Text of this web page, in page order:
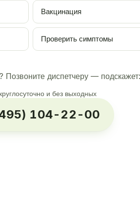
Вакцинация
Проверить симптомы
Позвоните диспетчеру — подскажет:
и без выходных
104-22-00